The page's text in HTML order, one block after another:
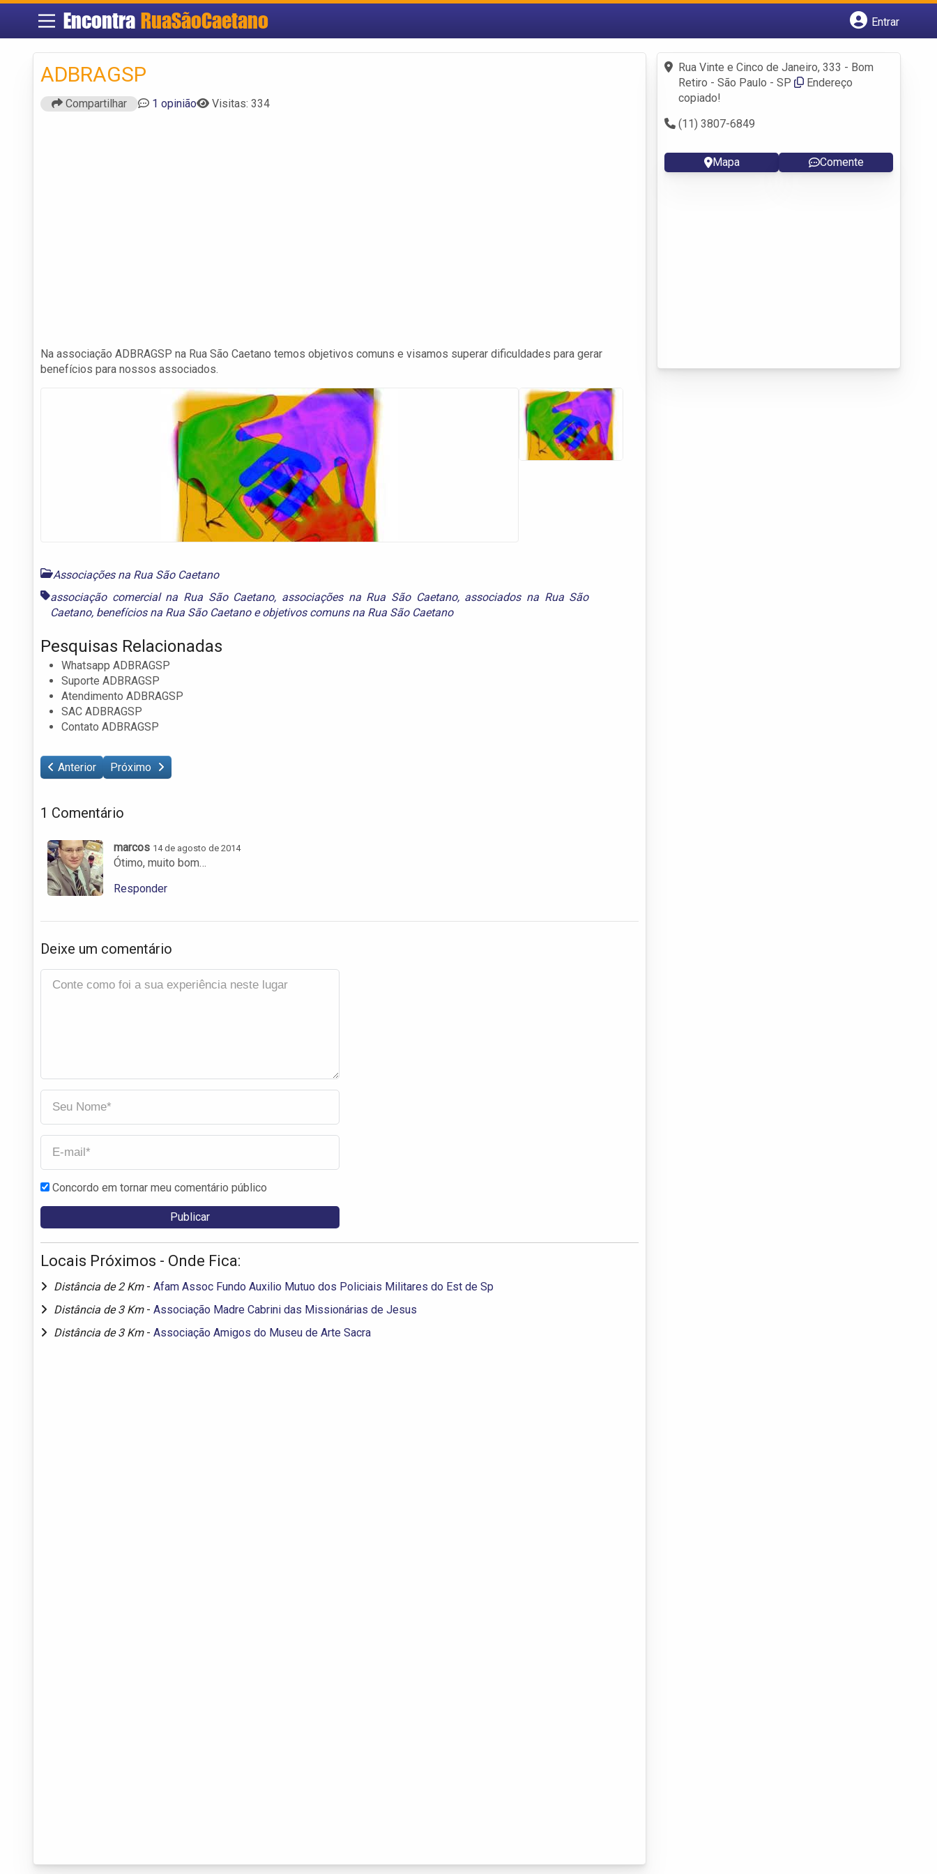
Encontra RuaSãoCaetano
Entrar
Fazer login
Criar conta
ADBRAGSP
Compartilhar 1 opinião Visitas: 334
Na associação ADBRAGSP na Rua São Caetano temos objetivos comuns e visamos superar dificuldades para gerar
benefícios para nossos associados.
Associações na Rua São Caetano
associação comercial na Rua São Caetano, associações na Rua São Caetano, associados na Rua São
Caetano, benefícios na Rua São Caetanoeobjetivos comuns na Rua São Caetano
Pesquisas Relacionadas
Whatsapp ADBRAGSP
Suporte ADBRAGSP
Atendimento ADBRAGSP
SAC ADBRAGSP
Contato ADBRAGSP
Anterior Próximo
1 Comentário
marcos 14 de agosto de 2014
Ótimo, muito bom…
Responder
Deixe um comentário
Concordo em tornar meu comentário público
Locais Próximos - Onde Fica:
Distância de 2 Km - Afam Assoc Fundo Auxilio Mutuo dos Policiais Militares do Est de Sp
Distância de 3 Km - Associação Madre Cabrini das Missionárias de Jesus
Distância de 3 Km - Associação Amigos do Museu de Arte Sacra
Rua Vinte e Cinco de Janeiro, 333 - Bom
Retiro - São Paulo - SP
Endereço
copiado!
(11) 3807-6849
Mapa Comente